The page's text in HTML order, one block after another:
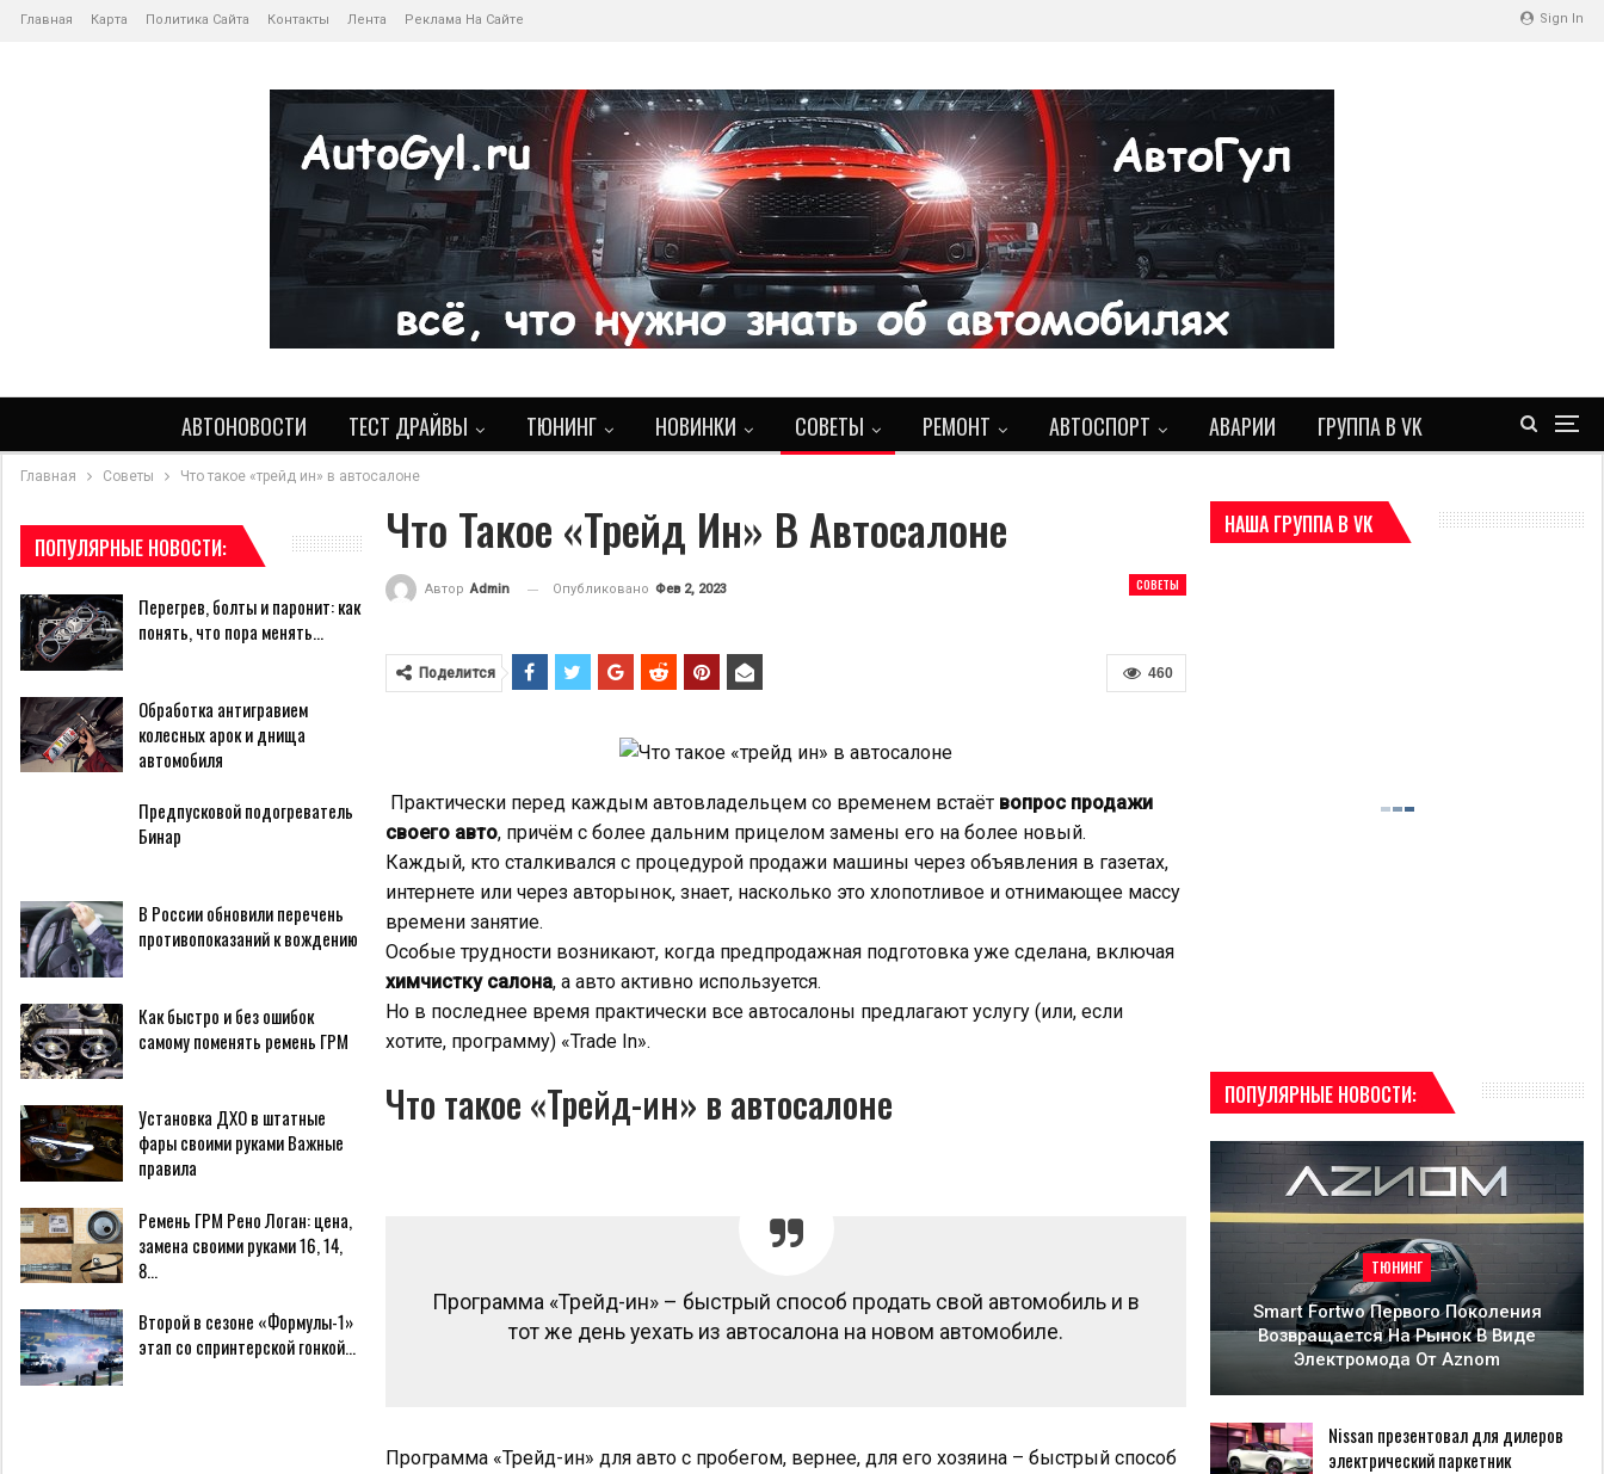
Sign In
Главная Карта Политика Сайта Контакты Лента Реклама На Сайте
АВТОНОВОСТИ ТЕСТ ДРАЙВЫ ТЮНИНГ НОВИНКИ СОВЕТЫ РЕМОНТ АВТОСПОРТ АВАРИИ ГРУППА В VK
Главная Советы Что такое «трейд ин» в автосалоне
Что Такое «трейд Ин» В Автосалоне
СОВЕТЫ
Автор Admin Опубликовано Фев 2, 2023
460
Поделится
Практически перед каждым автовладельцем со временем встаёт вопрос продажи
своего авто, причём с более дальним прицелом замены его на более новый.
Каждый, кто сталкивался с процедурой продажи машины через объявления в газетах,
интернете или через авторынок, знает, насколько это хлопотливое и отнимающее массу
времени занятие.
Особые трудности возникают, когда предпродажная подготовка уже сделана, включая
химчистку салона, а авто активно используется.
Но в последнее время практически все автосалоны предлагают услугу (или, если
хотите, программу) «Trade In».
Что такое «Трейд-ин» в автосалоне
Программа «Трейд-ин» – быстрый способ продать свой автомобиль и в
тот же день уехать из автосалона на новом автомобиле.
Программа «Трейд-ин» для авто с пробегом, вернее, для его хозяина – быстрый способ
НАША ГРУППА В VK
ПОПУЛЯРНЫЕ НОВОСТИ:
ТЮНИНГ
Smart Fortwo Первого Поколения
Возвращается На Рынок В Виде
Электромода От Aznom
Nissan презентовал для дилеров
электрический паркетник
ПОПУЛЯРНЫЕ НОВОСТИ:
Перегрев, болты и паронит: как
понять, что пора менять…
Обработка антигравием
колесных арок и днища
автомобиля
Предпусковой подогреватель
Бинар
В России обновили перечень
противопоказаний к вождению
Как быстро и без ошибок
самому поменять ремень ГРМ
Установка ДХО в штатные
фары своими руками Важные
правила
Ремень ГРМ Рено Логан: цена,
замена своими руками 16, 14,
8…
Второй в сезоне «Формулы-1»
этап со спринтерской гонкой…